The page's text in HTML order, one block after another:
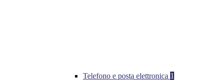
Telefono e posta elettronica 1